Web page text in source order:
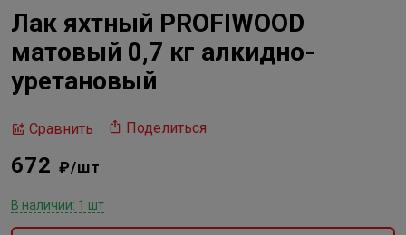
Лак яхтный PROFIWOOD
матовый 0,7 кг алкидно-
уретановый
Сравнить Поделиться
672 ₽/шт
В наличии: 1 шт